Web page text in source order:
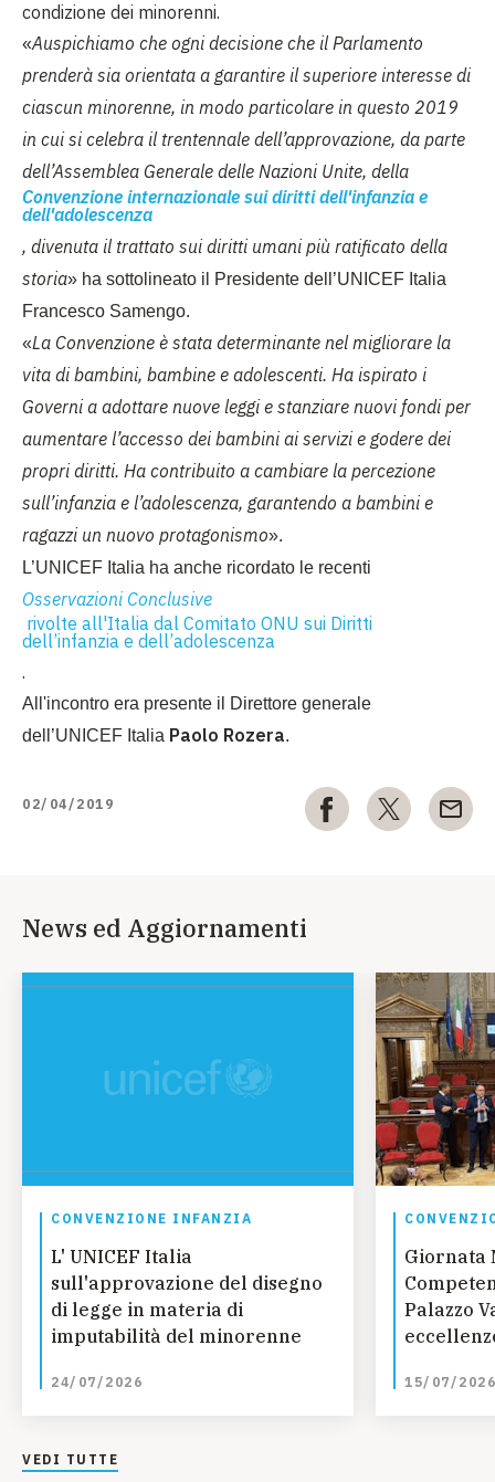
condizione dei minorenni.
«Auspichiamo che ogni decisione che il Parlamento
prenderà sia orientata a garantire il superiore interesse di
ciascun minorenne, in modo particolare in questo 2019
in cui si celebra il trentennale dell’approvazione, da parte
dell’Assemblea Generale delle Nazioni Unite, della
Convenzione internazionale sui diritti dell'infanzia e
dell'adolescenza
, divenuta il trattato sui diritti umani più ratificato della
storia» ha sottolineato il Presidente dell’UNICEF Italia
Francesco Samengo.
«La Convenzione è stata determinante nel migliorare la
vita di bambini, bambine e adolescenti. Ha ispirato i
Governi a adottare nuove leggi e stanziare nuovi fondi per
aumentare l’accesso dei bambini ai servizi e godere dei
propri diritti. Ha contribuito a cambiare la percezione
sull’infanzia e l’adolescenza, garantendo a bambini e
ragazzi un nuovo protagonismo».
L’UNICEF Italia ha anche ricordato le recenti
Osservazioni Conclusive
rivolte all'Italia dal Comitato ONU sui Diritti
dell’infanzia e dell’adolescenza
.
All'incontro era presente il Direttore generale
dell’UNICEF Italia Paolo Rozera.
02/04/2019
News ed Aggiornamenti
CONVENZIONE INFANZIA
L' UNICEF Italia
sull'approvazione del disegno
di legge in materia di
imputabilità del minorenne
24/07/2026
Giornata
Palazzo
15/07/2026
VEDI TUTTE